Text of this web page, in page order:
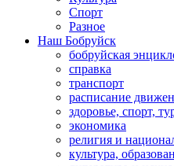
Спорт
Разное
Наш Бобруйск
бобруйская
справка
транспорт
расписание
здоровье, спорт,
экономика
религия и
культура,